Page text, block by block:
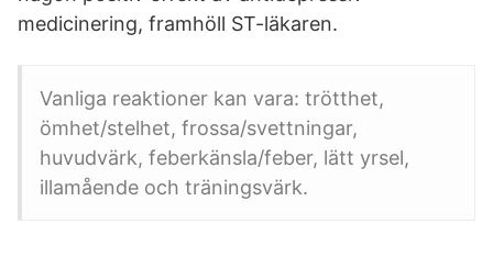
medicinering, framhöll ST-läkaren.
Vanliga reaktioner kan vara: trötthet,
ömhet/stelhet, frossa/svettningar,
huvudvärk, feberkänsla/feber, lätt yrsel,
illamående och träningsvärk.